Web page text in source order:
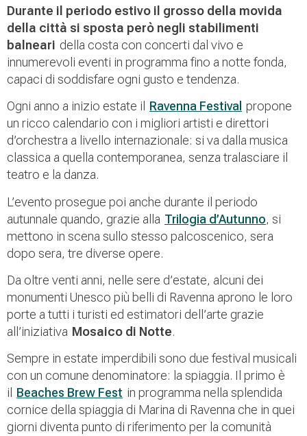
Durante il periodo estivo il grosso della movida
della città si sposta però negli stabilimenti
balneari della costa con concerti dal vivo e
innumerevoli eventi in programma fino a notte fonda,
capaci di soddisfare ogni gusto e tendenza.
Ogni anno a inizio estate il Ravenna Festival propone
un ricco calendario con i migliori artisti e direttori
d’orchestra a livello internazionale: si va dalla musica
classica a quella contemporanea, senza tralasciare il
teatro e la danza.
L’evento prosegue poi anche durante il periodo
autunnale quando, grazie alla Trilogia d’Autunno, si
mettono in scena sullo stesso palcoscenico, sera
dopo sera, tre diverse opere.
Da oltre venti anni, nelle sere d’estate, alcuni dei
monumenti Unesco più belli di Ravenna aprono le loro
porte a tutti i turisti ed estimatori dell’arte grazie
all’iniziativa Mosaico di Notte.
Sempre in estate imperdibili sono due festival musicali
con un comune denominatore: la spiaggia. Il primo è
il Beaches Brew Fest in programma nella splendida
cornice della spiaggia di Marina di Ravenna che in quei
giorni diventa punto di riferimento per la comunità